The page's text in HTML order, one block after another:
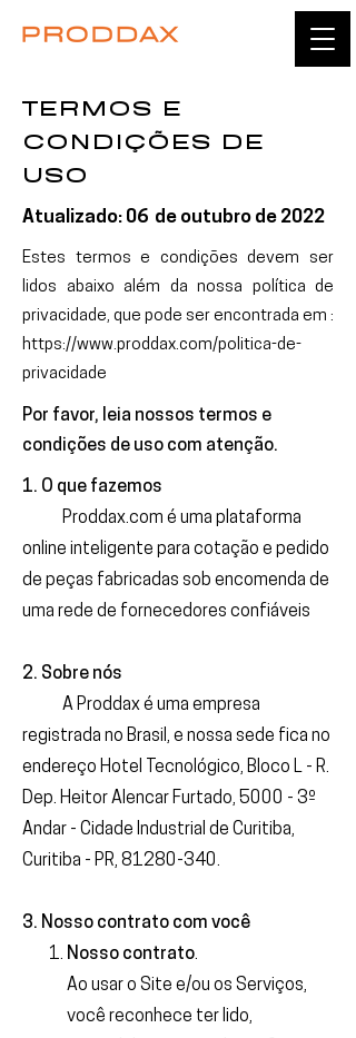
TERMOS E
CONDIÇÕES DE
USO
Atualizado: 06 de outubro de 2022
Estes termos e condições devem ser
lidos abaixo além da nossa política de
privacidade, que pode ser encontrada em :
https://www.proddax.com/politica-de-
privacidade
Por favor, leia nossos termos e
condições de uso com atenção.
1. O que fazemos
Proddax.com é uma plataforma
online inteligente para cotação e pedido
de peças fabricadas sob encomenda de
uma rede de fornecedores confiáveis
2. Sobre nós
A Proddax é uma empresa
registrada no Brasil, e nossa sede fica no
endereço Hotel Tecnológico, Bloco L - R.
Dep. Heitor Alencar Furtado, 5000 - 3º
Andar - Cidade Industrial de Curitiba,
Curitiba - PR, 81280-340.
3. Nosso contrato com você
Nosso contrato.
Ao usar o Site e/ou os Serviços,
você reconhece ter lido,